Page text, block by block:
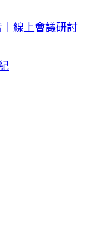
線上會議研討